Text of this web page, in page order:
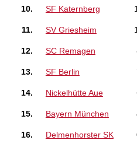
10. SF Katernberg
11. SV Griesheim
12. SC Remagen
13. SF Berlin
14. Nickelhütte Aue
15. Bayern München
16. Delmenhorster SK